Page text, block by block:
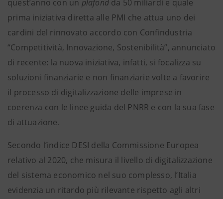
quest’anno con un plafond da 50 miliardi e quale
prima iniziativa diretta alle PMI che attua uno dei
cardini del rinnovato accordo con Confindustria
“Competitività, Innovazione, Sostenibilità”, annunciato
di recente: la nuova iniziativa, infatti, si focalizza su
soluzioni finanziarie e non finanziarie volte a favorire
il processo di digitalizzazione delle imprese in
coerenza con le linee guida del PNRR e con la sua fase
di attuazione.
Secondo l’indice DESI della Commissione Europea
relativo al 2020, che misura il livello di digitalizzazione
del sistema economico nel suo complesso, l’Italia
evidenzia un ritardo più rilevante rispetto agli altri